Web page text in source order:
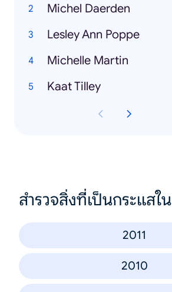
Michel Daerden
Lesley Ann Poppe
Michelle Martin
Kaat Tilley
สำรวจสิ่งที่เป็นกระแสใน
2011
2010